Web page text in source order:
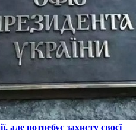
але потребує захисту своєї